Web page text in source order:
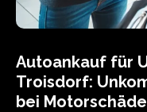
Autoankauf für
Troisdorf:
bei